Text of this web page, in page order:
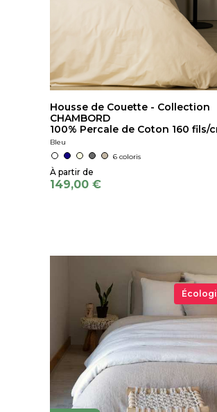
Housse de Couette - Collection
CHAMBORD
100% Percale de Coton 160 fils/
Bleu
6 coloris
149,00 €